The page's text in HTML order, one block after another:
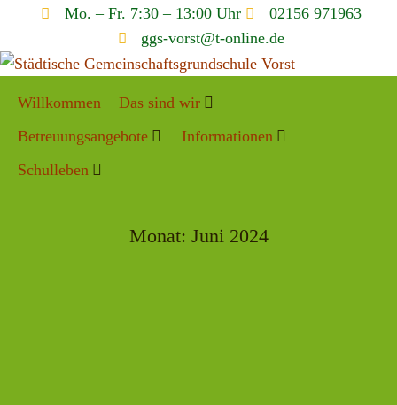
Mo. – Fr. 7:30 – 13:00 Uhr
02156 971963
ggs-vorst@t-online.de
Willkommen
Das sind wir
Betreuungsangebote
Informationen
Schulleben
Monat: Juni 2024